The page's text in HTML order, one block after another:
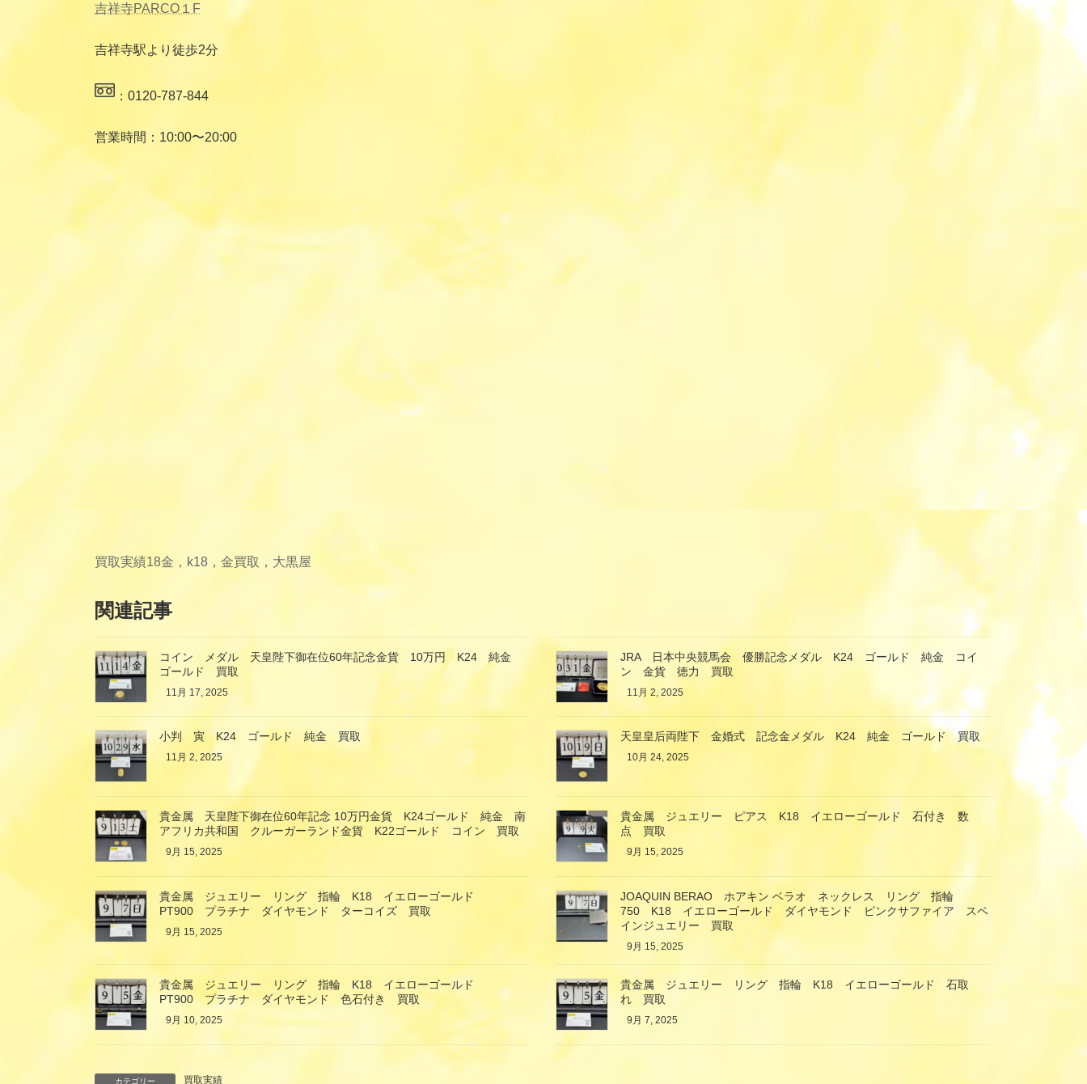
吉祥寺PARCO１F
吉祥寺駅より徒歩2分
：0120-787-844
営業時間：10:00〜20:00
買取実績18金，k18，金買取，大黒屋
関連記事
コイン メダル 天皇陛下御在位60年記念金貨 10万円 K24 純金
ゴールド 買取
11月 17, 2025
JRA 日本中央競馬会 優勝記念メダル K24 ゴールド 純金 コイ
ン 金貨 徳力 買取
11月 2, 2025
小判 寅 K24 ゴールド 純金 買取
11月 2, 2025
天皇皇后両陛下 金婚式 記念金メダル K24 純金 ゴールド 買取
10月 24, 2025
貴金属 天皇陛下御在位60年記念 10万円金貨 K24ゴールド 純金 南
アフリカ共和国 クルーガーランド金貨 K22ゴールド コイン 買取
9月 15, 2025
貴金属 ジュエリー ピアス K18 イエローゴールド 石付き 数
点 買取
9月 15, 2025
貴金属 ジュエリー リング 指輪 K18 イエローゴールド
PT900 プラチナ ダイヤモンド ターコイズ 買取
9月 15, 2025
JOAQUIN BERAO ホアキン ベラオ ネックレス リング 指輪
750 K18 イエローゴールド ダイヤモンド ピンクサファイア スペ
インジュエリー 買取
9月 15, 2025
貴金属 ジュエリー リング 指輪 K18 イエローゴールド
PT900 プラチナ ダイヤモンド 色石付き 買取
9月 10, 2025
貴金属 ジュエリー リング 指輪 K18 イエローゴールド 石取
れ 買取
9月 7, 2025
カテゴリー 買取実績